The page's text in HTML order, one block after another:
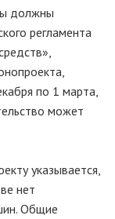
должны
регламента
по 1 марта,
может
указывается,
нет
Общие